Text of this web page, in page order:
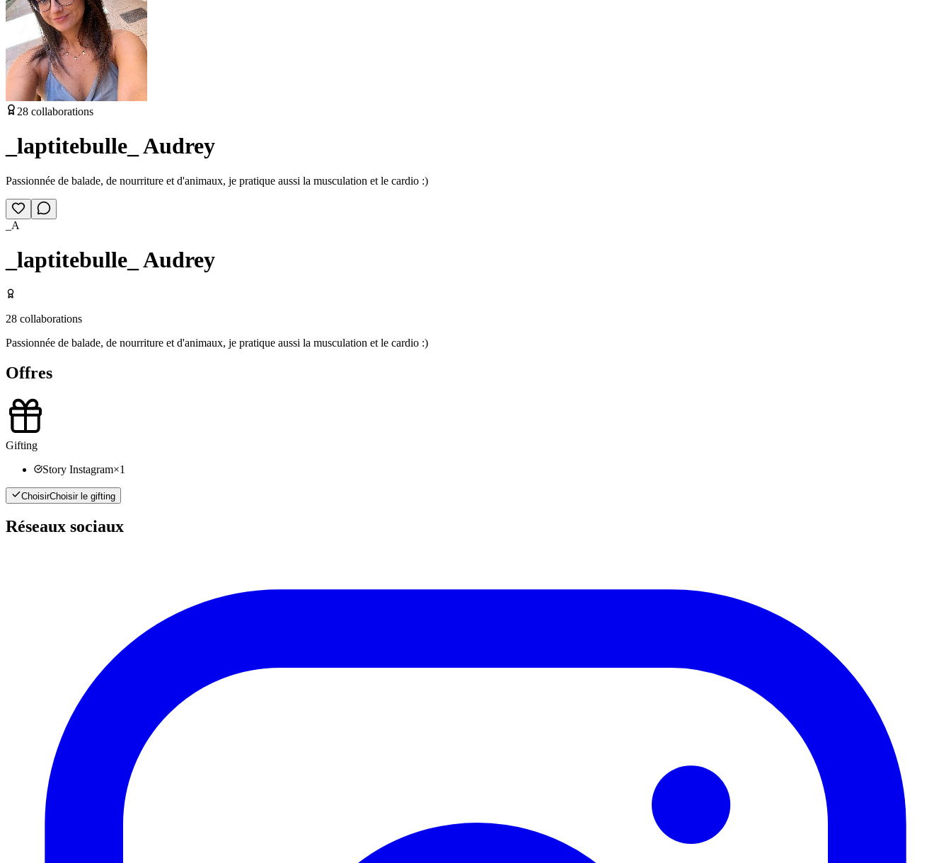
28 collaborations
_laptitebulle_ Audrey
Passionnée de balade, de nourriture et d'animaux, je pratique aussi la musculation et le cardio :)
_A
_laptitebulle_ Audrey
28 collaborations
Passionnée de balade, de nourriture et d'animaux, je pratique aussi la musculation et le cardio :)
Offres
Gifting
Story Instagram×1
ChoisirChoisir le gifting
Réseaux sociaux